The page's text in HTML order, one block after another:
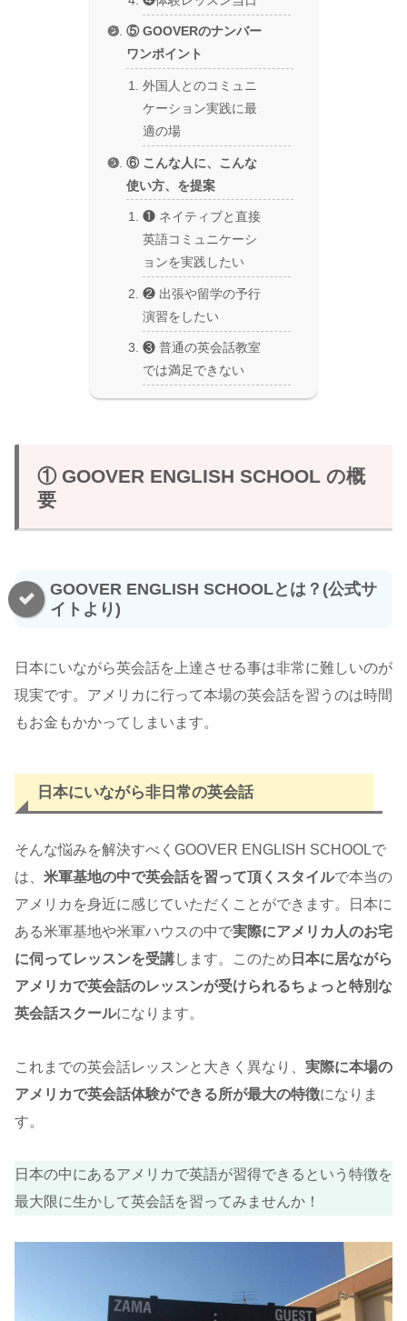
⑤ GOOVERのナンバー
ワンポイント
外国人とのコミュニ
ケーション実践に最
適の場
⑥ こんな人に、こんな
使い方、を提案
❶ ネイティブと直接
英語コミュニケーシ
ョンを実践したい
❷ 出張や留学の予行
演習をしたい
❸ 普通の英会話教室
では満足できない
① GOOVER ENGLISH SCHOOL の概
要
GOOVER ENGLISH SCHOOLとは？(公式サ
イトより)
日本にいながら英会話を上達させる事は非常に難しいのが
現実です。アメリカに行って本場の英会話を習うのは時間
もお金もかかってしまいます。
日本にいながら非日常の英会話
そんな悩みを解決すべくGOOVER ENGLISH SCHOOLで
は、 米軍基地の中で英会話を習って頂くスタイルで本当の
アメリカを身近に感じていただくことができます。日本に
ある米軍基地や米軍ハウスの中で実際にアメリカ人のお宅
に伺ってレッスンを受講します。このため 日本に居ながら
アメリカで英会話のレッスンが受けられるちょっと特別な
英会話スクールになります。
これまでの英会話レッスンと大きく異なり、 実際に本場の
アメリカで英会話体験ができる所が最大の特徴になりま
す。
日本の中にあるアメリカで英語が習得できるという特徴を
最大限に生かして英会話を習ってみませんか！